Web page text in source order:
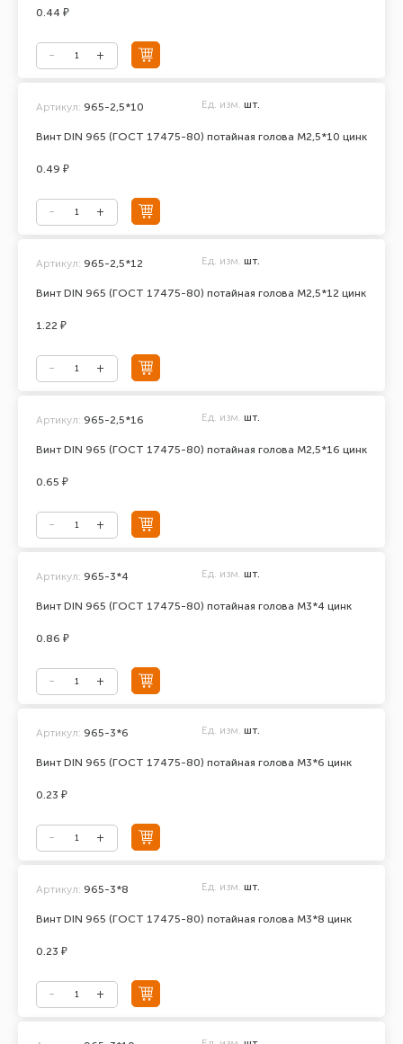
0.44 ₽
Винт DIN 965 (ГОСТ 17475-80) потайная голова М2,5*10 цинк
Артикул: 965-2,5*10 Ед. изм. шт.
0.49 ₽
Винт DIN 965 (ГОСТ 17475-80) потайная голова М2,5*12 цинк
Артикул: 965-2,5*12 Ед. изм. шт.
1.22 ₽
Винт DIN 965 (ГОСТ 17475-80) потайная голова М2,5*16 цинк
Артикул: 965-2,5*16 Ед. изм. шт.
0.65 ₽
Винт DIN 965 (ГОСТ 17475-80) потайная голова М3*4 цинк
Артикул: 965-3*4 Ед. изм. шт.
0.86 ₽
Винт DIN 965 (ГОСТ 17475-80) потайная голова М3*6 цинк
Артикул: 965-3*6 Ед. изм. шт.
0.23 ₽
Винт DIN 965 (ГОСТ 17475-80) потайная голова М3*8 цинк
Артикул: 965-3*8 Ед. изм. шт.
0.23 ₽